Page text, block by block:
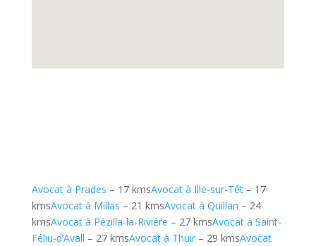
Avocat à Prades – 17 kmsAvocat à Ille-sur-Têt– 17
kmsAvocat à Millas – 21 kmsAvocat à Quillan – 24
kmsAvocat à Pézilla-la-Rivière – 27 kmsAvocat à Saint-
Féliu-d’Avall – 27 kmsAvocat à Thuir– 29 kmsAvocat